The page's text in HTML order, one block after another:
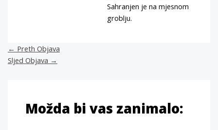
Sahranjen je na mjesnom
groblju.
← Preth Objava
Sljed Objava →
Možda bi vas zanimalo: